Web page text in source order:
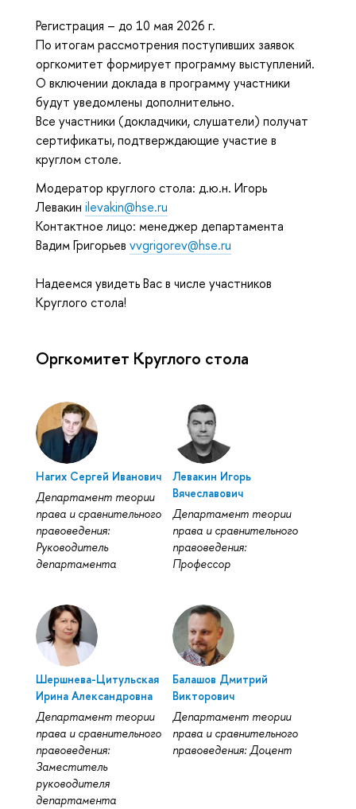
Регистрация – до 10 мая 2026 г.
По итогам рассмотрения поступивших заявок
оргкомитет формирует программу выступлений.
О включении доклада в программу участники
будут уведомлены дополнительно.
Все участники (докладчики, слушатели) получат
сертификаты, подтверждающие участие в
круглом столе.
Модератор круглого стола: д.ю.н. Игорь
Левакин ilevakin@hse.ru
Контактное лицо: менеджер департамента
Вадим Григорьев vvgrigorev@hse.ru
Надеемся увидеть Вас в числе участников
Круглого стола!
Оргкомитет Круглого стола
Нагих Сергей Иванович
Департамент теории
права и сравнительного
правоведения:
Руководитель
департамента
Левакин Игорь
Вячеславович
Департамент теории
права и сравнительного
правоведения:
Профессор
Шершнева-Цитульская
Ирина Александровна
Департамент теории
права и сравнительного
правоведения:
Заместитель
руководителя
департамента
Балашов Дмитрий
Викторович
Департамент теории
права и сравнительного
правоведения: Доцент